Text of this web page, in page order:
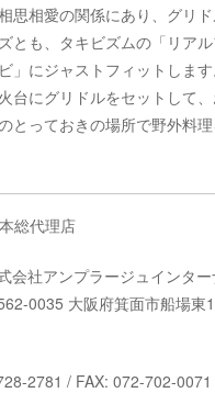
思相愛の関係にあり、グリ
とも、タキビズムの「リア
」にジャストフィットしま
台にグリドルをセットして
とっておきの場所で野外料
総代理店
会社アンプラージュインタ
0035 大阪府箕面市船場東
2781 / FAX: 072-702-